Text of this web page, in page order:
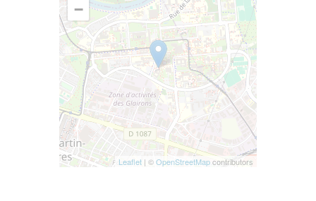
−
Leaflet | ©OpenStreetMapcontributors